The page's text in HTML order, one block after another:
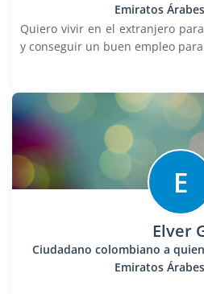
Emiratos
Quiero vivir en el extranjero
y conseguir un buen empleo
E
Elver
Ciudadano colombiano a
Emiratos